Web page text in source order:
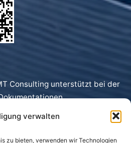
verwalten
zu bieten, verwenden wir Technologien
Consulting unterstützt bei der
und
präzise und individuell.